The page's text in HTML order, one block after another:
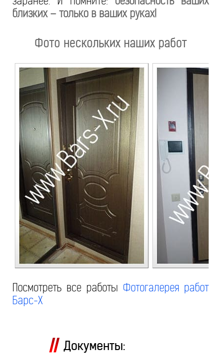
близких – только в ваших руках!
Фото нескольких наших работ
Посмотреть все работы Фотогалерея работ
Барс-Х
Документы: